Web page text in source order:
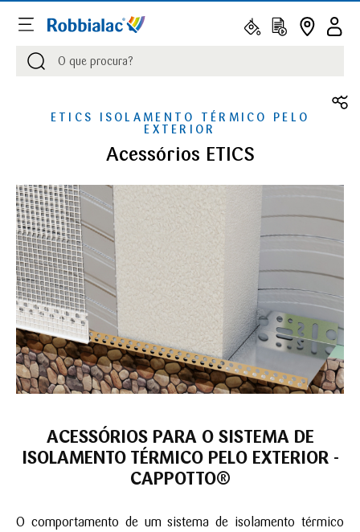
Procurar
Procurar
ETICS ISOLAMENTO TÉRMICO PELO
EXTERIOR
Acessórios ETICS
ACESSÓRIOS PARA O SISTEMA DE
ISOLAMENTO TÉRMICO PELO EXTERIOR -
CAPPOTTO®
O comportamento de um sistema de isolamento térmico